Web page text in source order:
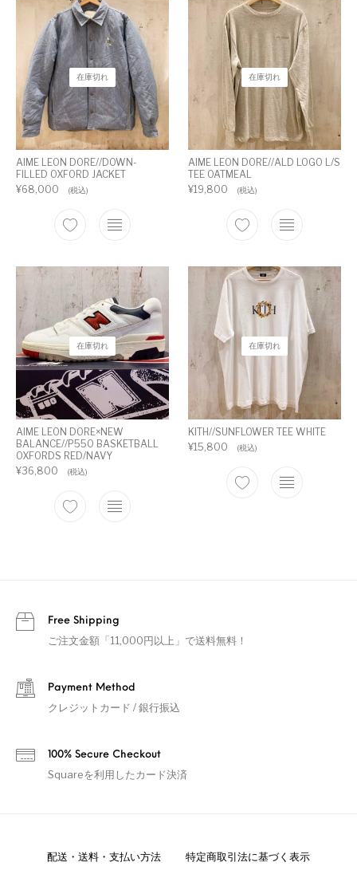
在庫切れ
AIME LEON DORE//DOWN-
FILLED OXFORD JACKET
¥68,000 (税込)
在庫切れ
AIME LEON DORE//ALD LOGO L/S
TEE OATMEAL
¥19,800 (税込)
在庫切れ
AIME LEON DORE×NEW
BALANCE//P550 BASKETBALL
OXFORDS RED/NAVY
¥36,800 (税込)
在庫切れ
KITH//SUNFLOWER TEE WHITE
¥15,800 (税込)
Free Shipping
ご注文金額「11,000円以上」で送料無料！
Payment Method
クレジットカード / 銀行振込
100% Secure Checkout
Squareを利用したカード決済
配送・送料・支払い方法 特定商取引法に基づく表示